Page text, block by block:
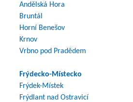
Andělská Hora
Bruntál
Horní Benešov
Krnov
Vrbno pod Pradědem
Frýdecko-Místecko
Frýdek-Místek
Frýdlant nad Ostravicí